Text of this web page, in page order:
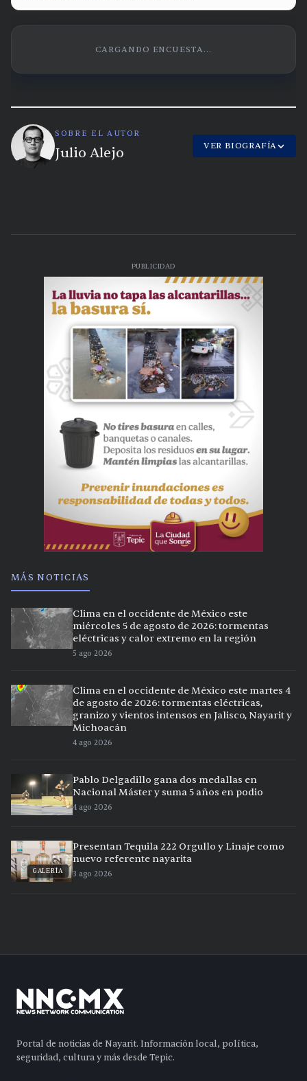
CARGANDO ENCUESTA...
SOBRE EL AUTOR
Julio Alejo VER BIOGRAFÍA
PUBLICIDAD
MÁS NOTICIAS
Clima en el occidente de México este
miércoles 5 de agosto de 2026: tormentas
eléctricas y calor extremo en la región
5 ago 2026
Clima en el occidente de México este martes 4
de agosto de 2026: tormentas eléctricas,
granizo y vientos intensos en Jalisco, Nayarit y
Michoacán
4 ago 2026
Pablo Delgadillo gana dos medallas en
Nacional Máster y suma 5 años en podio
4 ago 2026
GALERÍA
Presentan Tequila 222 Orgullo y Linaje como
nuevo referente nayarita
3 ago 2026
Portal de noticias de Nayarit. Información local, política,
seguridad, cultura y más desde Tepic.